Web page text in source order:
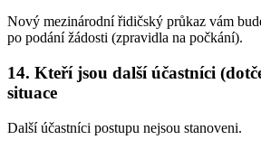
Nový mezinárodní řidičský průkaz vám
po podání žádosti (zpravidla na počkání).
14. Kteří jsou další účastníci
situace
Další účastníci postupu nejsou stanoveni.